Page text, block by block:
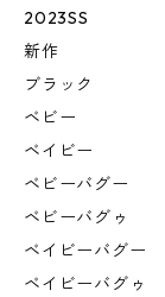
2023SS
新作
ブラック
ベビー
ベイビー
ベビーバグー
ベビーバグゥ
ベイビーバグー
ベイビーバグゥ